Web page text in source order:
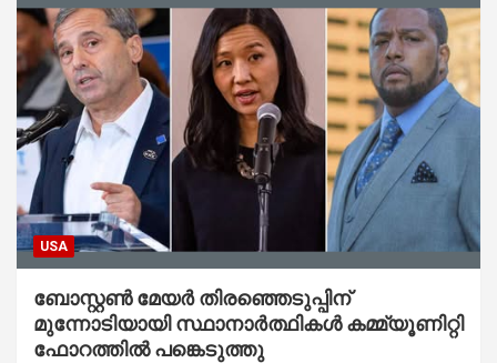
USA
ബോസ്റ്റൺ മേയർ തിരഞ്ഞെടുപ്പിന്
മുന്നോടിയായി സ്ഥാനാർത്ഥികൾ കമ്മ്യൂണിറ്റി
ഫോറത്തിൽ പങ്കെടുത്തു